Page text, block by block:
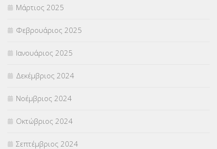
Μάρτιος 2025
Φεβρουάριος 2025
Ιανουάριος 2025
Δεκέμβριος 2024
Νοέμβριος 2024
Οκτώβριος 2024
Σεπτέμβριος 2024